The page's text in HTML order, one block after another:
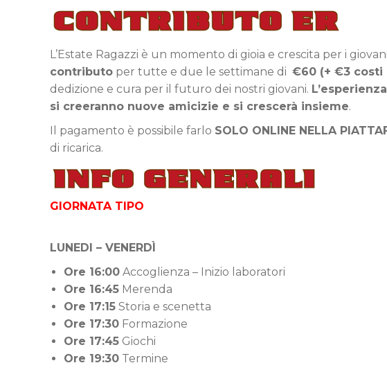
L’Estate Ragazzi è un momento di gioia e crescita per i
contributo per tutte e due le settimane di €60 (+ €3
dedizione e cura per il futuro dei nostri giovani.
si creeranno nuove amicizie e si crescerà insieme.
Il pagamento è possibile farlo SOLO ONLINE NELLA
di ricarica.
GIORNATA TIPO
LUNEDI – VENERDÌ
Ore 16:00 Accoglienza – Inizio laboratori
Ore 16:45 Merenda
Ore 17:15 Storia e scenetta
Ore 17:30 Formazione
Ore 17:45 Giochi
Ore 19:30 Termine